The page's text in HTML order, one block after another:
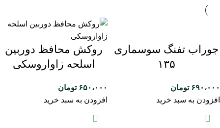
جوراب تفنگ سوسماری
۱۳۵
۶۹۰،۰۰۰ تومان
افزودن به سبد خرید
روکش محافظ دوربین
اسلحه زاواروسکی
۶۵۰،۰۰۰ تومان
افزودن به سبد خرید